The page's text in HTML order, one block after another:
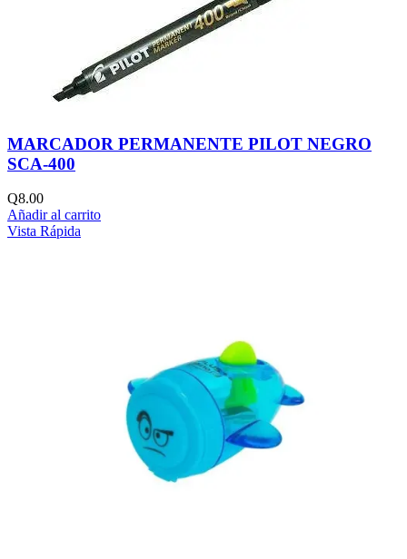
MARCADOR PERMANENTE PILOT NEGRO
SCA-400
Q8.00
Añadir al carrito
Vista Rápida